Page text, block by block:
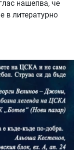
нашепва, че
в литературно